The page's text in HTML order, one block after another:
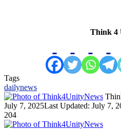
Think 4
Tags
dailynews
July 7, 2025Last Updated: July 7,
204